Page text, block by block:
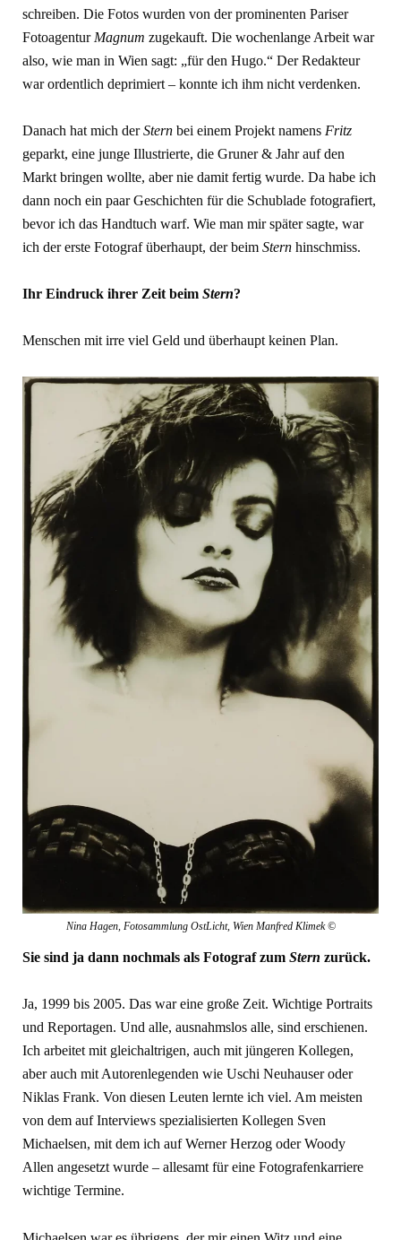
schreiben. Die Fotos wurden von der prominenten Pariser
FotoagenturMagnum zugekauft. Die wochenlange Arbeit war
also, wie man in Wien sagt: „für den Hugo.“ Der Redakteur
war ordentlich deprimiert – konnte ich ihm nicht verdenken.
Danach hat mich derStern bei einem Projekt namensFritz
geparkt, eine junge Illustrierte, die Gruner & Jahr auf den
Markt bringen wollte, aber nie damit fertig wurde. Da habe ich
dann noch ein paar Geschichten für die Schublade fotografiert,
bevor ich das Handtuch warf. Wie man mir später sagte, war
ich der erste Fotograf überhaupt, der beimStern hinschmiss.
Ihr Eindruck ihrer Zeit beimStern?
Menschen mit irre viel Geld und überhaupt keinen Plan.
Nina Hagen, Fotosammlung OstLicht, Wien Manfred Klimek ©
Sie sind ja dann nochmals als Fotograf zumStern zurück.
Ja, 1999 bis 2005. Das war eine große Zeit. Wichtige Portraits
und Reportagen. Und alle, ausnahmslos alle, sind erschienen.
Ich arbeitet mit gleichaltrigen, auch mit jüngeren Kollegen,
aber auch mit Autorenlegenden wie Uschi Neuhauser oder
Niklas Frank. Von diesen Leuten lernte ich viel. Am meisten
von dem auf Interviews spezialisierten Kollegen Sven
Michaelsen, mit dem ich auf Werner Herzog oder Woody
Allen angesetzt wurde – allesamt für eine Fotografenkarriere
wichtige Termine.